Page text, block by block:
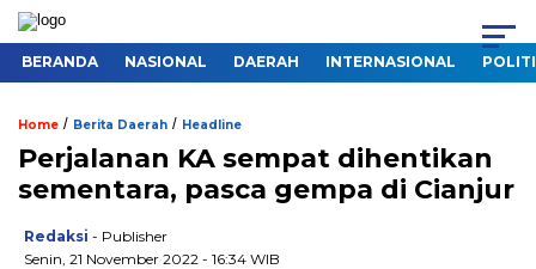
BERANDA NASIONAL DAERAH INTERNASIONAL
Home / Berita Daerah / Headline
Perjalanan KA sempat dihentikan
sementara, pasca gempa di Cianjur
Redaksi - Publisher
Senin, 21 November 2022 - 16:34 WIB